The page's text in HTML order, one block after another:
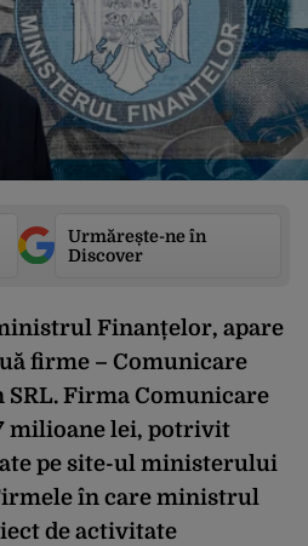
Urmărește-ne în
Discover
Finanțelor, apare
firme – Comunicare
SRL. Firma Comunicare
milioane lei, potrivit
pe site-ul ministerului
în care ministrul
de activitate